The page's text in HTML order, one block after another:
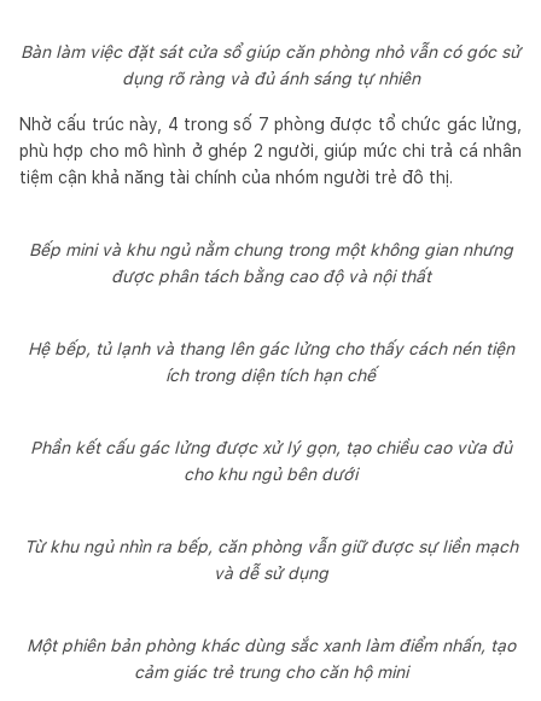
Bàn làm việc đặt sát cửa sổ giúp căn phòng nhỏ vẫn có góc sử
dụng rõ ràng và đủ ánh sáng tự nhiên
Nhờ cấu trúc này, 4 trong số 7 phòng được tổ chức gác lửng,
phù hợp cho mô hình ở ghép 2 người, giúp mức chi trả cá nhân
tiệm cận khả năng tài chính của nhóm người trẻ đô thị.
Bếp mini và khu ngủ nằm chung trong một không gian nhưng
được phân tách bằng cao độ và nội thất
Hệ bếp, tủ lạnh và thang lên gác lửng cho thấy cách nén tiện
ích trong diện tích hạn chế
Phần kết cấu gác lửng được xử lý gọn, tạo chiều cao vừa đủ
cho khu ngủ bên dưới
Từ khu ngủ nhìn ra bếp, căn phòng vẫn giữ được sự liền mạch
và dễ sử dụng
Một phiên bản phòng khác dùng sắc xanh làm điểm nhấn, tạo
cảm giác trẻ trung cho căn hộ mini